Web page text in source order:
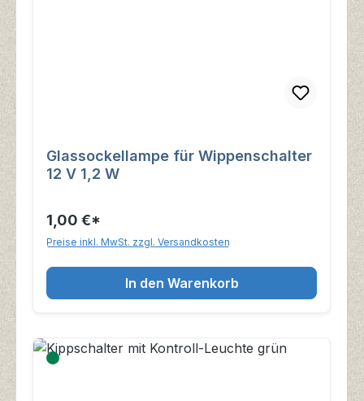
Glassockellampe für Wippenschalter
12 V 1,2 W
1,00 €*
Preise inkl. MwSt. zzgl. Versandkosten
In den Warenkorb